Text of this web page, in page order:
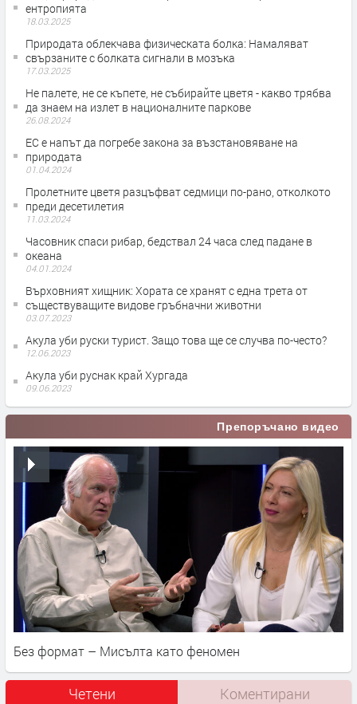
ентропията
18.03.2025
Природата облекчава физическата болка: Намаляват
свързаните с болката сигнали в мозъка
17.03.2025
Не палете, не се къпете, не събирайте цветя - какво трябва
да знаем на излет в националните паркове
26.08.2024
ЕС е напът да погребе закона за възстановяване на
природата
01.04.2024
Пролетните цветя разцъфват седмици по-рано, отколкото
преди десетилетия
11.03.2024
Часовник спаси рибар, бедствал 24 часа след падане в
океана
04.01.2024
Върховният хищник: Хората се хранят с една трета от
съществуващите видове гръбначни животни
03.07.2023
Акула уби руски турист. Защо това ще се случва по-често?
12.06.2023
Акула уби руснак край Хургада
09.06.2023
Препоръчано видео
Без формат – Мисълта като феномен
Четени Коментирани